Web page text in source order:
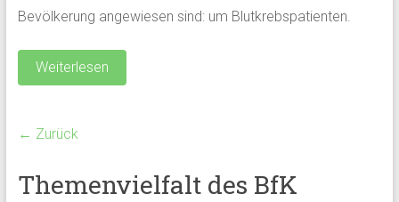
Bevölkerung angewiesen sind: um Blutkrebspatienten.
Weiterlesen
← Zurück
Themenvielfalt des BfK